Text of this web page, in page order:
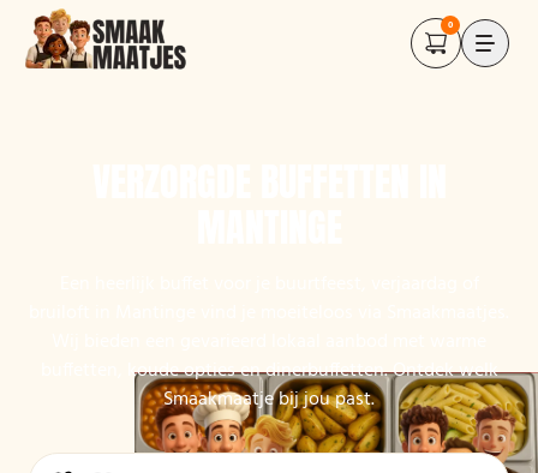
0
buffetten, koude opties en dinerbuffetten. Ontdek welk
Smaakmaatje bij jou past.